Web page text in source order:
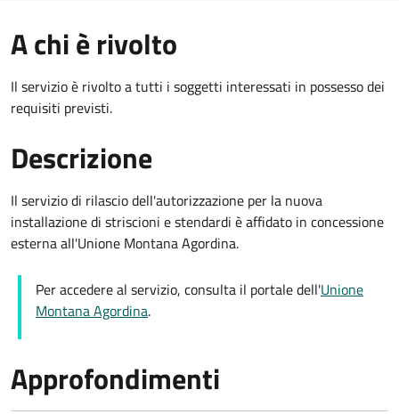
A chi è rivolto
Il servizio è rivolto a tutti i soggetti interessati in possesso dei
requisiti previsti.
Descrizione
Il servizio di rilascio dell'autorizzazione per la nuova
installazione di striscioni e stendardi è affidato in concessione
esterna all'Unione Montana Agordina.
Per accedere al servizio, consulta il portale dell'Unione
Montana Agordina.
Approfondimenti